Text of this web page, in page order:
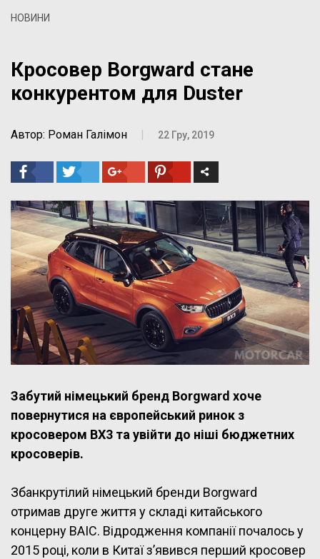
НОВИНИ
Кросовер Borgward стане
конкурентом для Duster
Автор: Роман Галімон | 22 Гру, 2019
Забутий німецький бренд Borgward хоче
повернутися на європейський ринок з
кросовером BX3 та увійти до ніші бюджетних
кросоверів.
Збанкрутілий німецький бренди Borgward
отримав друге життя у складі китайського
концерну BAIC. Відродження компанії почалось у
2015 році, коли в Китаї з’явився перший кросовер